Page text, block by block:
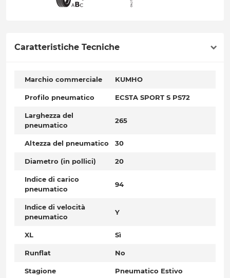
Caratteristiche Tecniche
Marchio commerciale KUMHO
Profilo pneumatico ECSTA SPORT S PS72
Larghezza del
pneumatico
265
Altezza del pneumatico 30
Diametro (in pollici) 20
Indice di carico
pneumatico
94
Indice di velocità
pneumatico
Y
XL Sì
Runflat No
Stagione Pneumatico Estivo